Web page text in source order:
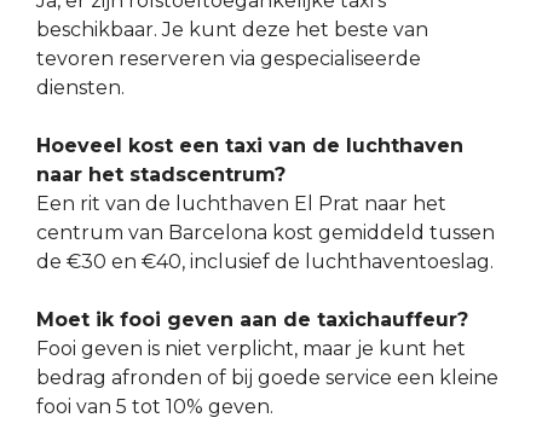
beschikbaar. Je kunt deze het beste van
tevoren reserveren via gespecialiseerde
diensten.
Hoeveel kost een taxi van de luchthaven
naar het stadscentrum?
Een rit van de luchthaven El Prat naar het
centrum van Barcelona kost gemiddeld tussen
de €30 en €40, inclusief de luchthaventoeslag.
Moet ik fooi geven aan de taxichauffeur?
Fooi geven is niet verplicht, maar je kunt het
bedrag afronden of bij goede service een kleine
fooi van 5 tot 10% geven.